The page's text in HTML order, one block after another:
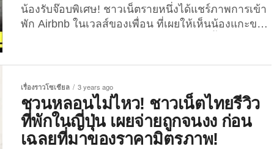
น้องรับจ๊อบพิเศษ! ชาวเน็ตรายหนึ่งได้แชร์ภาพการเข้า
พัก Airbnb ในเวลส์ของเพื่อน ที่เผยให้เห็นน้องแกะขนฟู
เข้าพักและเหล่าชาวเน็ตไม่น้อย สำหรับภาพน้องแกะ
ขนฟูตัวเป็น ๆ ที่ปรากฏตัวเข้ามาในห้องพักเพื่อต้อนรับ
แขก ซึ่งนอกจากจะสร้างความสงสัยว่าน้องเข้าไปได้ยัง
ไงแล้ว ยังสร้างความเอ็นดูให้กับผู้พบเห็นภาพนี้อีกต่าง
หาก เมื่อช่วงปีที่ผ่านมา ผู้ใช้งาน Twitter
@Wendy_Wason ที่มีผู้กดติดตามกว่า 9.9 พันคน ได้
เรื่องราวโซเชียล 3 years ago
ชวนหลอนไม่ไหว! ชาวเน็ตไทยรีวิว
ที่พักในญี่ปุ่น เผยจ่ายถูกจนงง ก่อน
เฉลยที่มาของราคามิตรภาพ!